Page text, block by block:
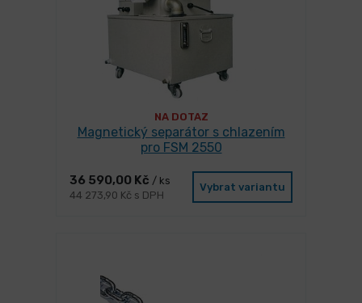
NA DOTAZ
Magnetický separátor s chlazením
pro FSM 2550
36 590,00 Kč / ks
44 273,90 Kč s DPH
Vybrat variantu